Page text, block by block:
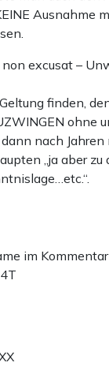
Ausnahme
excusat –
finden,
ohne
nach
„ja aber
im